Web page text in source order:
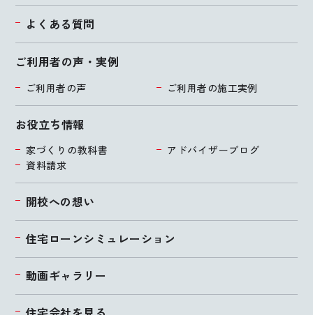
よくある質問
ご利用者の声・実例
ご利用者の声 ご利用者の施工実例
お役立ち情報
家づくりの教科書
アドバイザーブログ
資料請求
開校への想い
住宅ローンシミュレーション
動画ギャラリー